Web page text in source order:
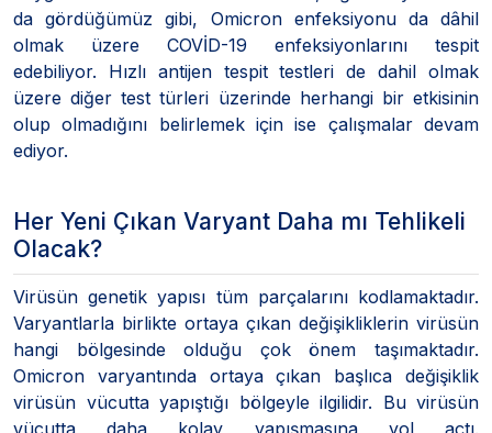
da gördüğümüz gibi, Omicron enfeksiyonu da dâhil
olmak üzere COVİD-19 enfeksiyonlarını tespit
edebiliyor. Hızlı antijen tespit testleri de dahil olmak
üzere diğer test türleri üzerinde herhangi bir etkisinin
olup olmadığını belirlemek için ise çalışmalar devam
ediyor.
Her Yeni Çıkan Varyant Daha mı Tehlikeli
Olacak?
Virüsün genetik yapısı tüm parçalarını kodlamaktadır.
Varyantlarla birlikte ortaya çıkan değişikliklerin virüsün
hangi bölgesinde olduğu çok önem taşımaktadır.
Omicron varyantında ortaya çıkan başlıca değişiklik
virüsün vücutta yapıştığı bölgeyle ilgilidir. Bu virüsün
vücutta daha kolay yapışmasına yol açtı.